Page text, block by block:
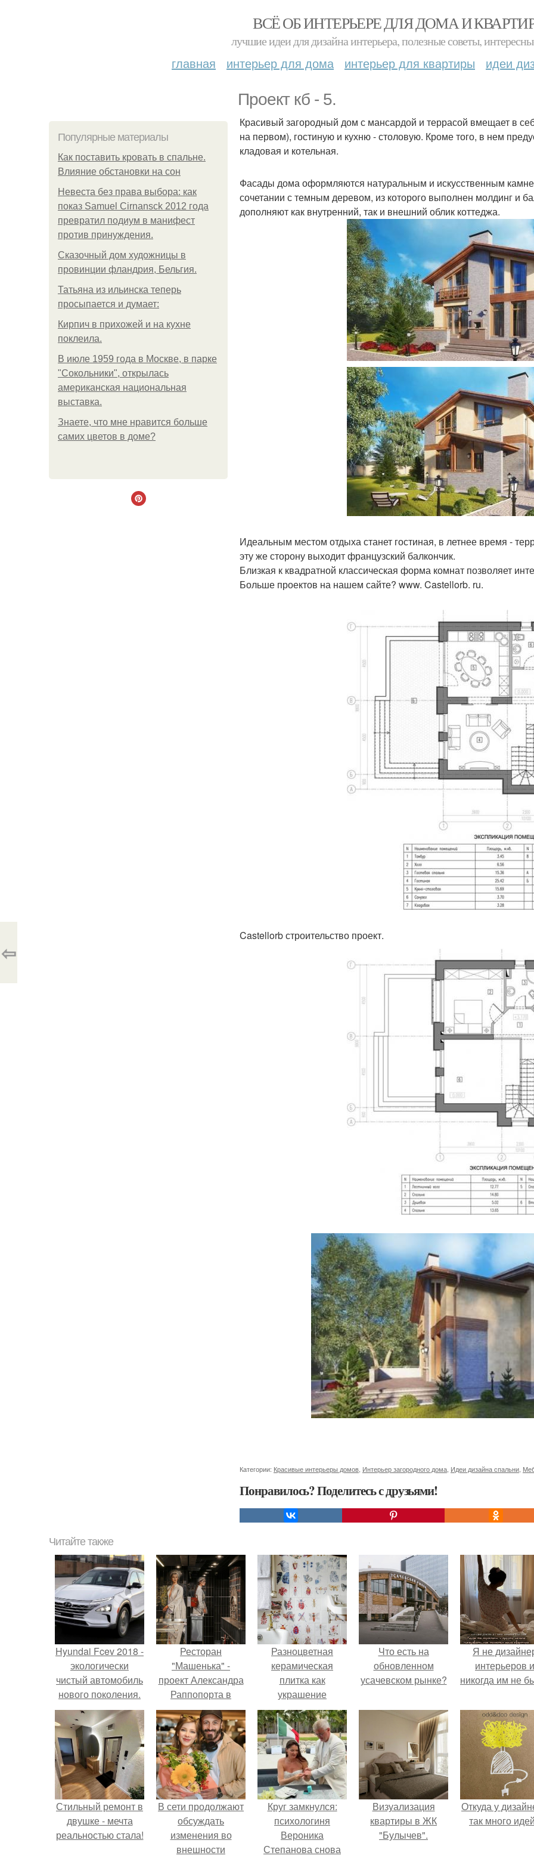
ВСЁ ОБ ИНТЕРЬЕРЕ ДЛЯ ДОМА И
лучшие идеи для дизайна интерьера, полезные советы,
главная интерьер для дома интерьер для квартиры идеи
Проект кб - 5.
Популярные материалы
Как поставить кровать в спальне.
Влияние обстановки на сон
Невеста без права выбора: как
показ Samuel Cirnansck 2012 года
превратил подиум в манифест
против принуждения.
Сказочный дом художницы в
провинции фландрия, Бельгия.
Татьяна из ильинска теперь
просыпается и думает:
Кирпич в прихожей и на кухне
поклеила.
В июле 1959 года в Москве, в парке
"Сокольники", открылась
американская национальная
выставка.
Знаете, что мне нравится больше
самих цветов в доме?
Красивый загородный дом с мансардой и террасой вмещает в
на первом), гостиную и кухню - столовую. Кроме того, в нем
кладовая и котельная.
Фасады дома оформляются натуральным и искусственным
сочетании с темным деревом, из которого выполнен молдинг и
дополняют как внутренний, так и внешний облик коттеджа.
Идеальным местом отдыха станет гостиная, в летнее время -
эту же сторону выходит французский балкончик.
Близкая к квадратной классическая форма комнат позволяет
Больше проектов на нашем сайте? www. Castellorb. ru.
Castellorb строительство проект.
Категории: Красивые интерьеры домов Интерьер загородного дома Идеи дизайна спальни
Понравилось? Поделитесь с друзьями!
⇦
Читайте также
Hyundai Fcev 2018 -
экологически
чистый автомобиль
нового поколения.
Ресторан
"Машенька" -
проект Александра
Раппопорта в
"зарядье", где
каждый сантиметр
пространства
дышит русской
самобытностью.
Разноцветная
керамическая
плитка как
украшение
интерьера.
Что есть на
обновленном
усачевском рынке?
Я не
интерьеров и
никогда им не
Стильный ремонт в
двушке - мечта
реальностью стала!
В сети продолжают
обсуждать
изменения во
внешности
Круг замкнулся:
психологиня
Вероника
Степанова снова
Визуализация
квартиры в ЖК
"Булычев".
Откуда у
так много